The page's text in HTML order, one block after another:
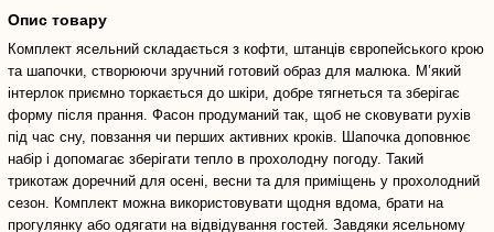
Опис товару
Комплект ясельний складається з кофти, штанців європейського крою
та шапочки, створюючи зручний готовий образ для малюка. М’який
інтерлок приємно торкається до шкіри, добре тягнеться та зберігає
форму після прання. Фасон продуманий так, щоб не сковувати рухів
під час сну, повзання чи перших активних кроків. Шапочка доповнює
набір і допомагає зберігати тепло в прохолодну погоду. Такий
трикотаж доречний для осені, весни та для приміщень у прохолодний
сезон. Комплект можна використовувати щодня вдома, брати на
прогулянку або одягати на відвідування гостей. Завдяки ясельному